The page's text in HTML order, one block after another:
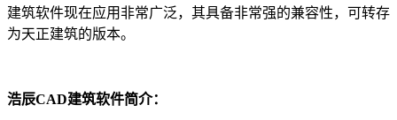
建筑软件现在应用非常广泛，其具备非常强的兼容性，可转存
为天正建筑的版本。
浩辰CAD建筑软件简介：